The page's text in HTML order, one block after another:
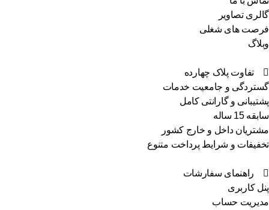
تصاویر
های شغلی
تفاوت پلاک چهارده
و جامعیت خدمات
و گارانتی کامل
15 ساله
داخل و خارج کشور
و شرایط پرداخت متنوع
راهنمای سفارشات
کاربری
حساب